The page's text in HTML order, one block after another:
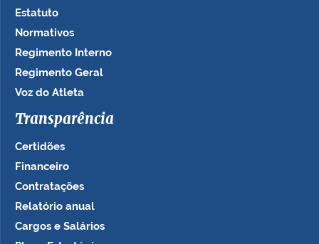
Estatuto
Normativos
Regimento Interno
Regimento Geral
Voz do Atleta
Transparência
Certidões
Financeiro
Contratações
Relatório anual
Cargos e Salários